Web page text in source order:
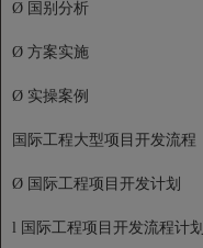
Ø 国别分析
Ø 方案实施
Ø 实操案例
国际工程大型项目开发流程
Ø 国际工程项目开发计划
l 国际工程项目开发流程计划